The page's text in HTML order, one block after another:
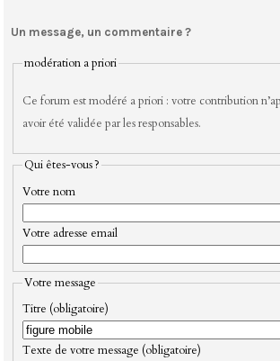
Un message, un commentaire ?
modération a priori
Ce forum est modéré a priori : votre contribution
avoir été validée par les responsables.
Qui êtes-vous ?
Votre nom
Votre adresse email
Votre message
Titre (obligatoire)
Texte de votre message (obligatoire)